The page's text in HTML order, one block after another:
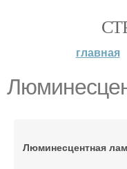
главная
Люминесцентная